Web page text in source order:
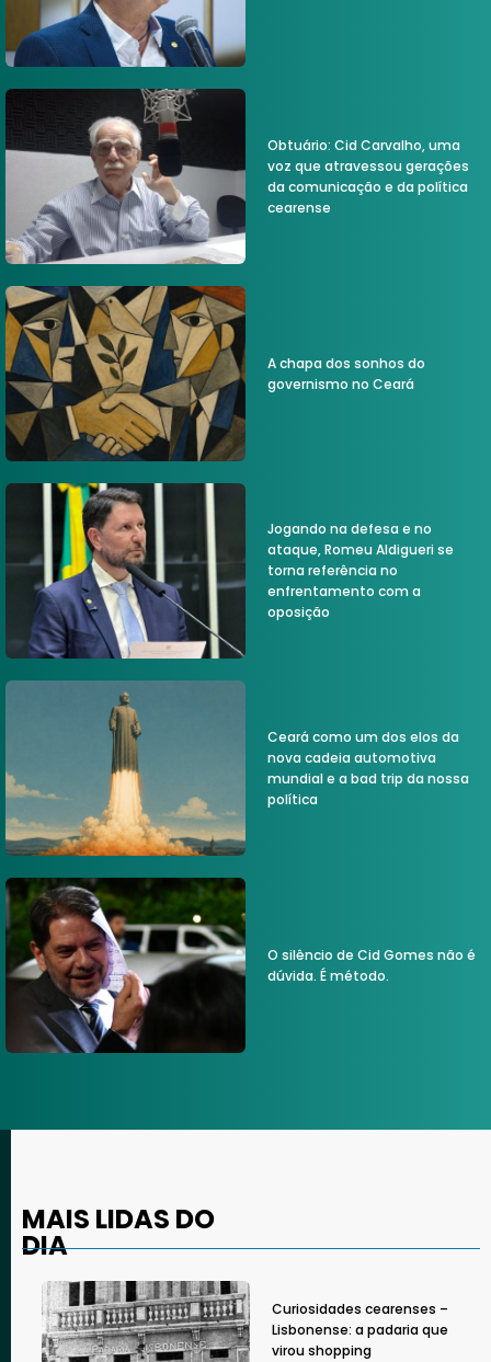
Obtuário: Cid Carvalho, uma
voz que atravessou gerações
da comunicação e da política
cearense
A chapa dos sonhos do
governismo no Ceará
Jogando na defesa e no
ataque, Romeu Aldigueri se
torna referência no
enfrentamento com a
oposição
Ceará como um dos elos da
nova cadeia automotiva
mundial e a bad trip da nossa
política
O silêncio de Cid Gomes não é
dúvida. É método.
MAIS LIDAS DO
DIA
Curiosidades cearenses –
Lisbonense: a padaria que
virou shopping